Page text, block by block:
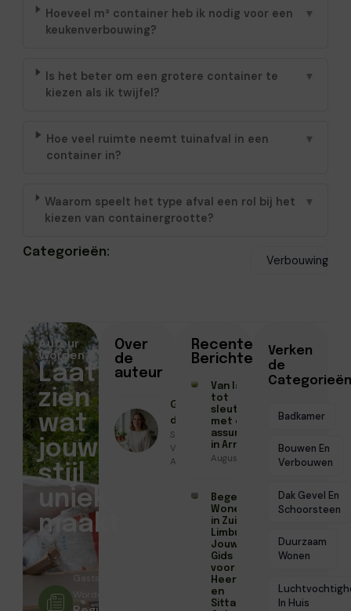
Hoeveel m³ container heb ik nodig voor een
keukenverbouwing?
▼
Is het beter om een grotere container te
kiezen als ik twijfel?
▼
Hoe veel ruimte neemt tuinafval in een
container in?
▼
Waarom speelt het type afval een rol bij het
kiezen van containergrootte?
▼
Categorieën:
Verbouwing
Over
de
auteur
Geschreven
door
Sanne
Vermeer ●
April 7, 2026
Recente
Berichten
Van laatste check
tot
sleuteloverdracht
met een
assurantiekantoor
in Arnhem
Augustus 3, 2026
Begeleid
Wonen
in Zuid-
Limburg:
Jouw
Gids
voor
Heerlen
en
Sittard-
Verken
de
Categorieën
Badkamer
Bouwen En
Verbouwen
Dak Gevel En
Schoorsteen
Duurzaam
Wonen
In Huis
Auteur
Worden
Laat
zien
wat
jouw
stijl
uniek
maakt
Gastschrijver